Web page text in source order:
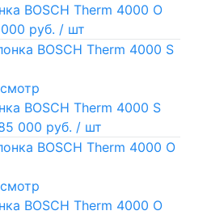
BOSCH Therm 4000 O
руб. / шт
BOSCH Therm 4000 S
000 руб. / шт
BOSCH Therm 4000 O